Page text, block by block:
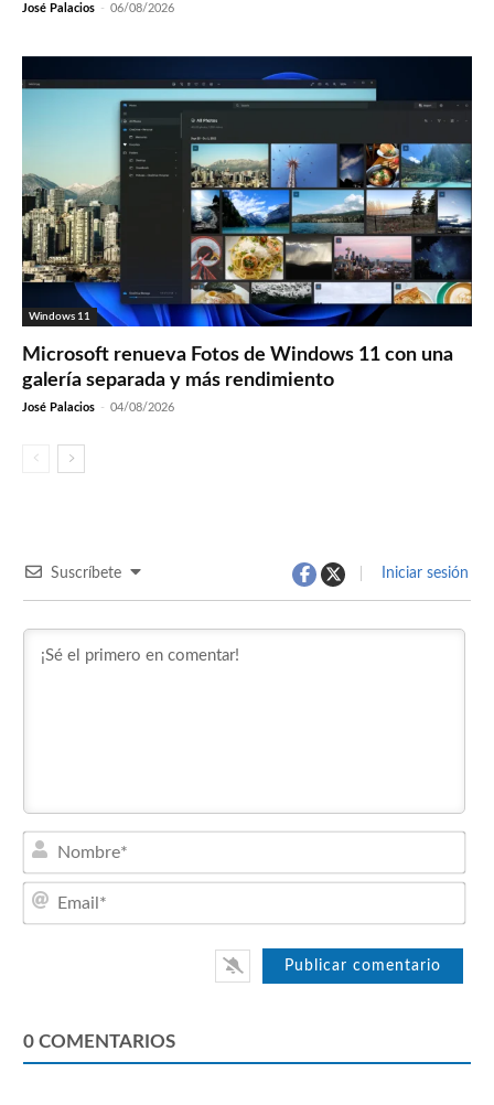
José Palacios - 06/08/2026
Windows 11
Microsoft renueva Fotos de Windows 11 con una
galería separada y más rendimiento
José Palacios - 04/08/2026
Suscríbete Iniciar sesión
0 COMENTARIOS